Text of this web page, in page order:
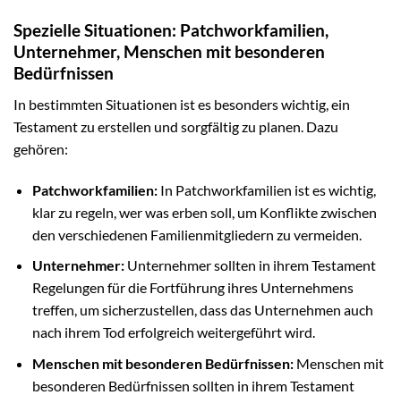
Spezielle Situationen: Patchworkfamilien,
Unternehmer, Menschen mit besonderen
Bedürfnissen
In bestimmten Situationen ist es besonders wichtig, ein
Testament zu erstellen und sorgfältig zu planen. Dazu
gehören:
Patchworkfamilien:In Patchworkfamilien ist es wichtig,
klar zu regeln, wer was erben soll, um Konflikte zwischen
den verschiedenen Familienmitgliedern zu vermeiden.
Unternehmer:Unternehmer sollten in ihrem Testament
Regelungen für die Fortführung ihres Unternehmens
treffen, um sicherzustellen, dass das Unternehmen auch
nach ihrem Tod erfolgreich weitergeführt wird.
Menschen mit besonderen Bedürfnissen:Menschen mit
besonderen Bedürfnissen sollten in ihrem Testament